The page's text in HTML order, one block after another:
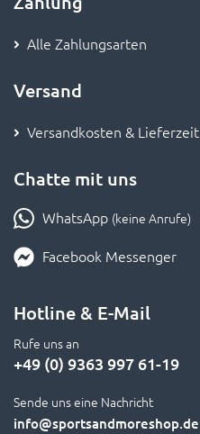
Alle Zahlungsarten
Versand
Versandkosten & Lieferzeit
Chatte mit uns
WhatsApp (keine Anrufe)
Facebook Messenger
Hotline & E-Mail
Rufe uns an
+49 (0) 9363 997 61-19
Sende uns eine Nachricht
info@sportsandmoreshop.de